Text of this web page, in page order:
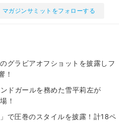
マガジンサミットをフォローする
グラビアオフショットを披露しフ
！
ドガールを務めた雪平莉左が
！
で圧巻のスタイルを披露！計18ペ